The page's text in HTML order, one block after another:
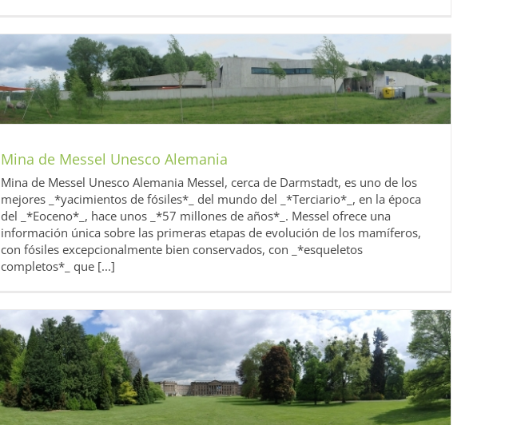
Mina de Messel Unesco Alemania
Mina de Messel Unesco Alemania Messel, cerca de Darmstadt, es uno de los
mejores _*yacimientos de fósiles*_ del mundo del _*Terciario*_, en la época
del _*Eoceno*_, hace unos _*57 millones de años*_. Messel ofrece una
información única sobre las primeras etapas de evolución de los mamíferos,
con fósiles excepcionalmente bien conservados, con _*esqueletos
completos*_ que [...]